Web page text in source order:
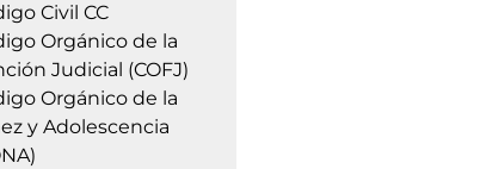
Civil CC
Orgánico de la
Judicial (COFJ)
Orgánico de la
y Adolescencia